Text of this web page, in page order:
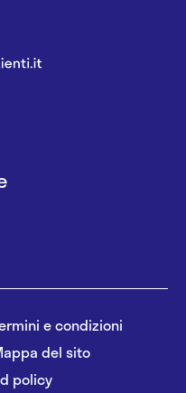
e condizioni
del sito
policy